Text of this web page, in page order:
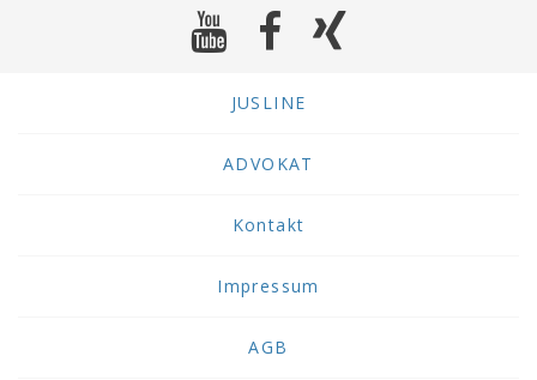
JUSLINE
ADVOKAT
Kontakt
Impressum
AGB